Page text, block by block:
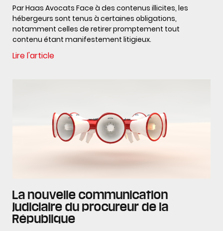
Par Haas Avocats Face à des contenus illicites, les
hébergeurs sont tenus à certaines obligations,
notamment celles de retirer promptement tout
contenu étant manifestement litigieux.
Lire l'article
La nouvelle communication
judiciaire du procureur de la
République